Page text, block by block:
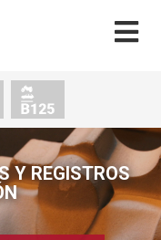
Y REGISTROS